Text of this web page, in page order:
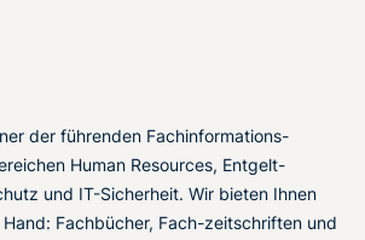
der führenden Fachinformations-
Human Resources, Entgelt-
und IT-Sicherheit. Wir bieten Ihnen
Fachbücher, Fach-zeitschriften und